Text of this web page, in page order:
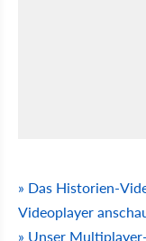
» Das Historien-
Videoplayer
» Unser